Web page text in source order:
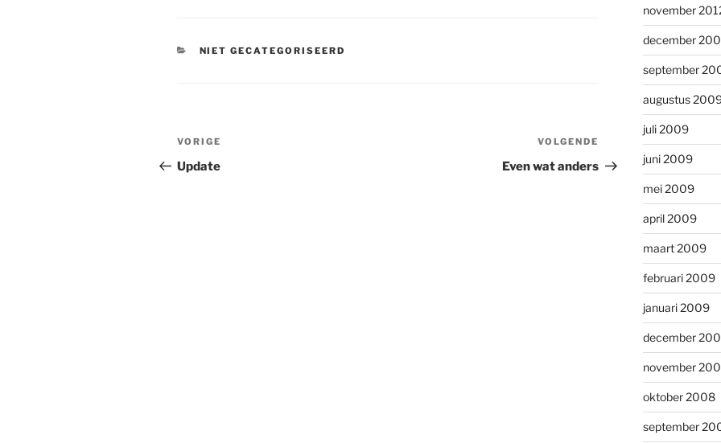
CATEGORIEËN
NIET GECATEGORISEERD
Bericht
navigatie
Vorig
bericht
VORIGE
Update
Volgend
bericht
VOLGENDE
Even wat anders
november
december
september
augustus
juli 2009
juni 2009
mei 2009
april 2009
maart 2009
februari 2009
januari 2009
december
november
oktober 2008
september